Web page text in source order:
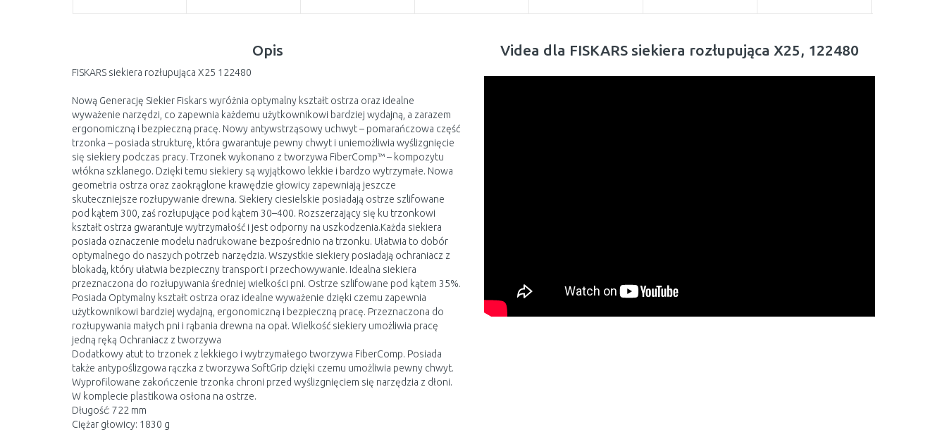
Opis
FISKARS siekiera rozłupująca X25 122480
Nową Generację Siekier Fiskars wyróżnia optymalny kształt ostrza oraz idealne
wyważenie narzędzi, co zapewnia każdemu użytkownikowi bardziej wydajną, a zarazem
ergonomiczną i bezpieczną pracę. Nowy antywstrząsowy uchwyt – pomarańczowa część
trzonka – posiada strukturę, która gwarantuje pewny chwyt i uniemożliwia wyślizgnięcie
się siekiery podczas pracy. Trzonek wykonano z tworzywa FiberComp™ – kompozytu
włókna szklanego. Dzięki temu siekiery są wyjątkowo lekkie i bardzo wytrzymałe. Nowa
geometria ostrza oraz zaokrąglone krawędzie głowicy zapewniają jeszcze
skuteczniejsze rozłupywanie drewna. Siekiery ciesielskie posiadają ostrze szlifowane
pod kątem 300, zaś rozłupujące pod kątem 30–400. Rozszerzający się ku trzonkowi
kształt ostrza gwarantuje wytrzymałość i jest odporny na uszkodzenia.Każda siekiera
posiada oznaczenie modelu nadrukowane bezpośrednio na trzonku. Ułatwia to dobór
optymalnego do naszych potrzeb narzędzia. Wszystkie siekiery posiadają ochraniacz z
blokadą, który ułatwia bezpieczny transport i przechowywanie. Idealna siekiera
przeznaczona do rozłupywania średniej wielkości pni. Ostrze szlifowane pod kątem 35%.
Posiada Optymalny kształt ostrza oraz idealne wyważenie dzięki czemu zapewnia
użytkownikowi bardziej wydajną, ergonomiczną i bezpieczną pracę. Przeznaczona do
rozłupywania małych pni i rąbania drewna na opał. Wielkość siekiery umożliwia pracę
jedną ręką Ochraniacz z tworzywa
Dodatkowy atut to trzonek z lekkiego i wytrzymałego tworzywa FiberComp. Posiada
także antypoślizgowa rączka z tworzywa SoftGrip dzięki czemu umożliwia pewny chwyt.
Wyprofilowane zakończenie trzonka chroni przed wyślizgnięciem się narzędzia z dłoni.
W komplecie plastikowa osłona na ostrze.
Długość: 722 mm
Ciężar głowicy: 1830 g
Videa dla FISKARS siekiera rozłupująca X25, 122480